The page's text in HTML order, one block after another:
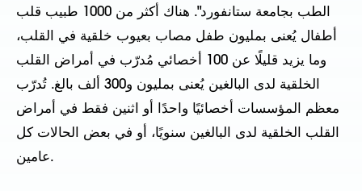
الطب بجامعة ستانفورد". هناك أكثر من 1000 طبيب قلب
أطفال يُعنى بمليون طفل مصاب بعيوب خلقية في القلب،
وما يزيد قليلًا عن 100 أخصائي مُدرّب في أمراض القلب
الخلقية لدى البالغين يُعنى بمليون و300 ألف بالغ. تُدرّب
معظم المؤسسات أخصائيًا واحدًا أو اثنين فقط في أمراض
القلب الخلقية لدى البالغين سنويًا، أو في بعض الحالات كل
عامين.